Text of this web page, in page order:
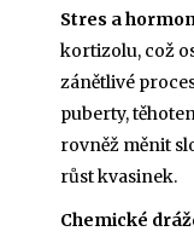
Stres a
kortizolu, což
zánětlivé
puberty,
rovněž měnit
růst kvasinek.
Chemické